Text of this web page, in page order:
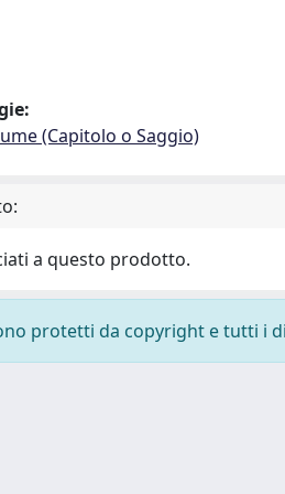
(Capitolo o Saggio)
a questo prodotto.
protetti da copyright e tutti i